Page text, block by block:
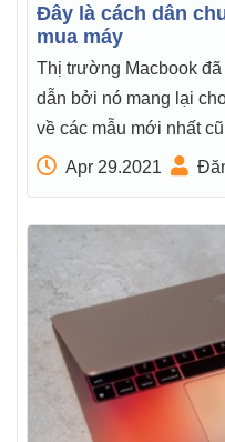
Đây là cách dân
mua máy
Thị trường Macbook
dẫn bởi nó mang lại
về các mẫu mới nhất
Apr 29.2021